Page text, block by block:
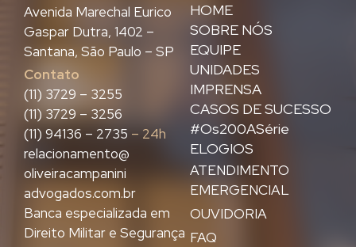
HOME
SOBRE NÓS
EQUIPE
UNIDADES
IMPRENSA
CASOS DE SUCESSO
#Os200ASérie
ELOGIOS
ATENDIMENTO
EMERGENCIAL
OUVIDORIA
FAQ
Avenida Marechal Eurico
Gaspar Dutra, 1402 –
Santana, São Paulo – SP
Contato
(11) 3729 – 3255
(11) 3729 – 3256
(11) 94136 – 2735 – 24h
relacionamento@
oliveiracampanini
advogados.com.br
Banca especializada em
Direito Militar e Segurança